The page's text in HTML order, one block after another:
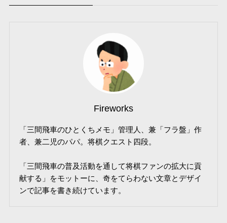
Fireworks
「三間飛車のひとくちメモ」管理人、兼「フラ盤」作
者、兼二児のパパ。将棋クエスト四段。
「三間飛車の普及活動を通して将棋ファンの拡大に貢
献する」をモットーに、奇をてらわない文章とデザイ
ンで記事を書き続けています。